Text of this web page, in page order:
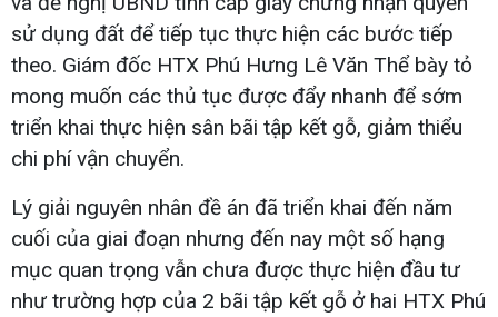
sử dụng đất để tiếp tục thực hiện các bước tiếp
theo. Giám đốc HTX Phú Hưng Lê Văn Thể bày tỏ
mong muốn các thủ tục được đẩy nhanh để sớm
triển khai thực hiện sân bãi tập kết gỗ, giảm thiểu
chi phí vận chuyển.
Lý giải nguyên nhân đề án đã triển khai đến năm
cuối của giai đoạn nhưng đến nay một số hạng
mục quan trọng vẫn chưa được thực hiện đầu tư
như trường hợp của 2 bãi tập kết gỗ ở hai HTX Phú